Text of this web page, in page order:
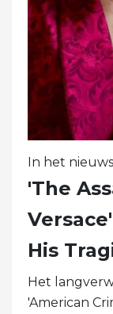
In het nieuws
'The
His
Het
'American